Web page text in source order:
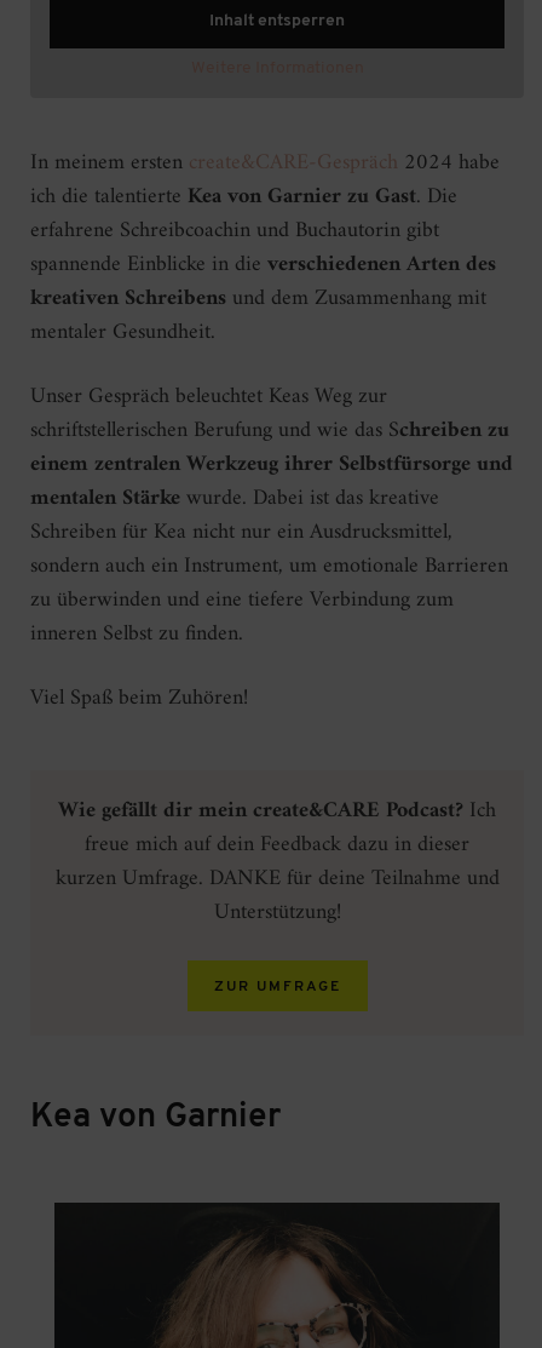
Inhalt entsperren
In meinem erstencreate&CARE-Gespräch 2024 habe
ich die talentierte Kea von Garnier zu Gast. Die
erfahrene Schreibcoachin und Buchautorin gibt
spannende Einblicke in dieverschiedenen Arten des
kreativen Schreibens und dem Zusammenhang mit
mentaler Gesundheit.
Unser Gespräch beleuchtet Keas Weg zur
schriftstellerischen Berufung und wie das Schreiben zu
einem zentralen Werkzeug ihrer Selbstfürsorge und
mentalen Stärkewurde. Dabei ist das kreative
Schreiben für Kea nicht nur ein Ausdrucksmittel,
sondern auch ein Instrument, um emotionale Barrieren
zu überwinden und eine tiefere Verbindung zum
inneren Selbst zu finden.
Viel Spaß beim Zuhören!
Wie gefällt dir mein create&CARE Podcast? Ich
freue mich auf dein Feedback dazu in dieser
kurzen Umfrage. DANKE für deine Teilnahme und
Unterstützung!
ZUR UMFRAGE
Kea von Garnier